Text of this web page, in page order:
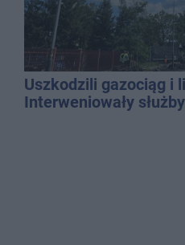
Uszkodzili gazociąg i
Interweniowały służby